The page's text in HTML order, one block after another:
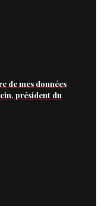
de mes données
président du